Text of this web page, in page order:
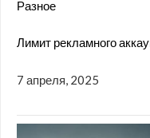
Разное
Лимит рекламного
7 апреля, 2025